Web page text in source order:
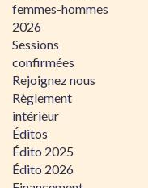
femmes-hommes
2026
Sessions
confirmées
Rejoignez nous
Règlement
intérieur
Éditos
Édito 2025
Édito 2026